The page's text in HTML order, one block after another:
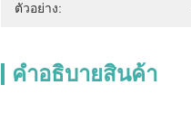
ตัวอย่าง:
คําอธิบายสินค้า